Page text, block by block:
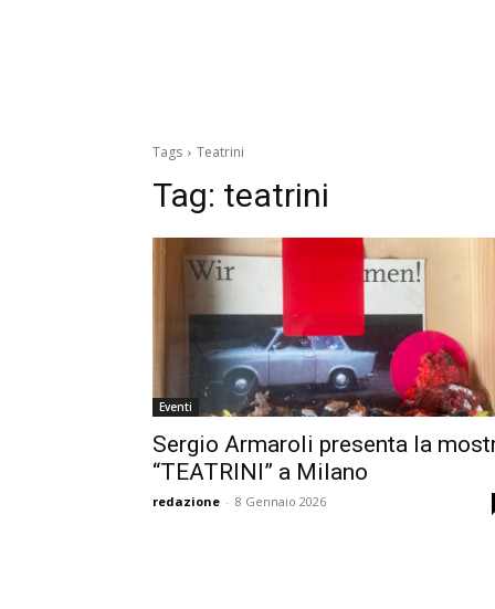
Tags Teatrini
Tag: teatrini
Eventi
Sergio Armaroli presenta la
“TEATRINI” a Milano
redazione - 8 Gennaio 2026